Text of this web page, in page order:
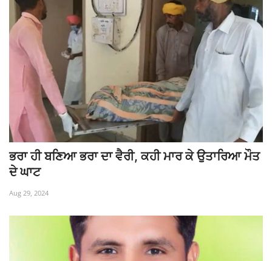
ਭਰਾ ਹੀ ਬਣਿਆ ਭਰਾ ਦਾ ਵੈਰੀ, ਕਹੀ ਮਾਰ ਕੇ ਉਤਾਰਿਆ ਮੌਤ
ਦੇ ਘਾਟ
Aug 29, 2024